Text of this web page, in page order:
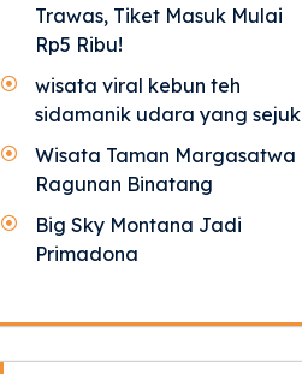
Trawas, Tiket Masuk Mulai
Rp5 Ribu!
wisata viral kebun teh
sidamanik udara yang sejuk
Wisata Taman Margasatwa
Ragunan Binatang
Big Sky Montana Jadi
Primadona